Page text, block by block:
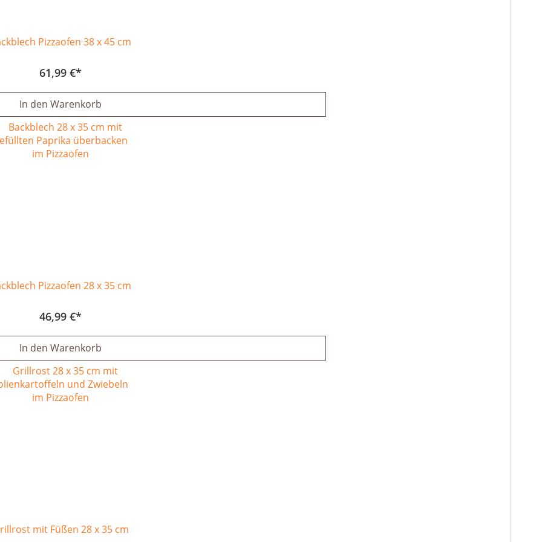
Pizzaofen 38 x 45 cm
61,99 €
In den Warenkorb
Pizzaofen 28 x 35 cm
46,99 €
In den Warenkorb
mit Füßen 28 x 35 cm